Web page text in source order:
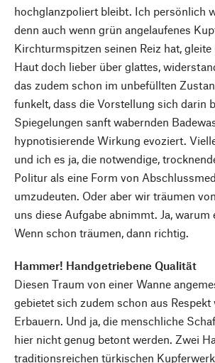
hochglanzpoliert bleibt. Ich persönlich
denn auch wenn grün angelaufenes
Kirchturmspitzen seinen Reiz hat,
Haut doch lieber über glattes,
das zudem schon im unbefüllten
funkelt, dass die Vorstellung sich darin
Spiegelungen sanft wabernden
hypnotisierende Wirkung evoziert.
und ich es ja, die notwendige,
Politur als eine Form von
umzudeuten. Oder aber wir träumen
uns diese Aufgabe abnimmt. Ja,
Wenn schon träumen, dann richtig.
Hammer! Handgetriebene Qualität
Diesen Traum von einer Wanne
gebietet sich zudem schon aus Respekt
Erbauern. Und ja, die menschliche
hier nicht genug betont werden. Zwei
traditionsreichen türkischen